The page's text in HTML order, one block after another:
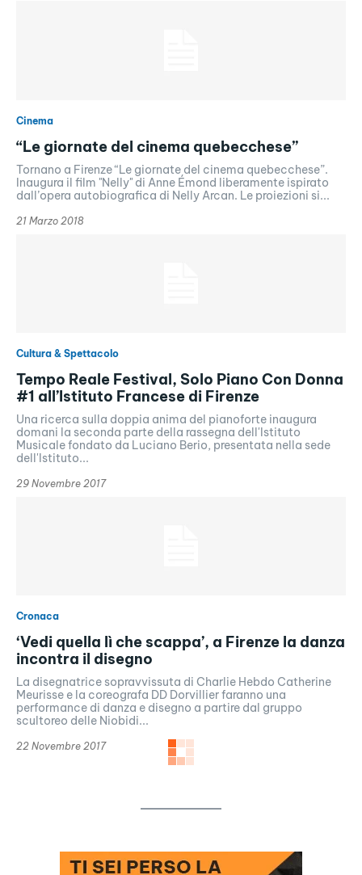
Cinema
“Le giornate del cinema quebecchese”
Tornano a Firenze “Le giornate del cinema quebecchese”.
Inaugura il film "Nelly" di Anne Émond liberamente ispirato
dall’opera autobiografica di Nelly Arcan. Le proiezioni si...
21 Marzo 2018
Cultura & Spettacolo
Tempo Reale Festival, Solo Piano Con Donna
#1 all’Istituto Francese di Firenze
Una ricerca sulla doppia anima del pianoforte inaugura
domani la seconda parte della rassegna dell'Istituto
Musicale fondato da Luciano Berio, presentata nella sede
dell'Istituto...
29 Novembre 2017
Cronaca
‘Vedi quella lì che scappa’, a Firenze la danza
incontra il disegno
La disegnatrice sopravvissuta di Charlie Hebdo Catherine
Meurisse e la coreografa DD Dorvillier faranno una
performance di danza e disegno a partire dal gruppo
scultoreo delle Niobidi...
22 Novembre 2017